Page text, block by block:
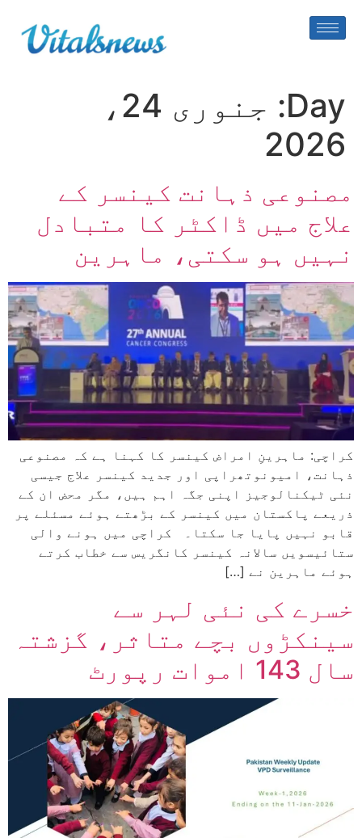
Day:
جنوری 24،
2026
مصنوعی ذہانت کینسر کے
علاج میں ڈاکٹر کا متبادل
نہیں ہو سکتی، ماہرین
کراچی: ماہرینِ امراض کینسر کا کہنا ہے کہ مصنوعی
ذہانت، امیونوتھراپی اور جدید کینسر علاج جیسی
نئی ٹیکنالوجیز اپنی جگہ اہم ہیں، مگر محض ان کے
ذریعے پاکستان میں کینسر کے بڑھتے ہوئے مسئلے پر
قابو نہیں پایا جا سکتا۔ کراچی میں ہونے والی
ستائیسویں سالانہ کینسر کانگریس سے خطاب کرتے
ہوئے ماہرین نے […]
خسرے کی نئی لہر سے
سینکڑوں بچے متاثر، گزشتہ
سال 143 اموات رپورٹ